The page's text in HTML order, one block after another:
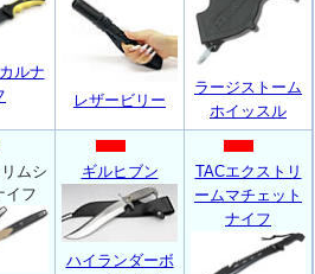
ルナ
レザービリー
ラージストーム
ホイッスル
ムシ
イフ
ギルヒブン
ハイランダーボ
TACエクストリ
ームマチェット
ナイフ